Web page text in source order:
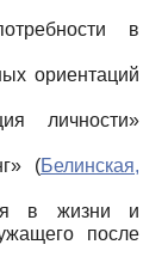
в
ориентаций
личности»
(Белинская,
в жизни и
после